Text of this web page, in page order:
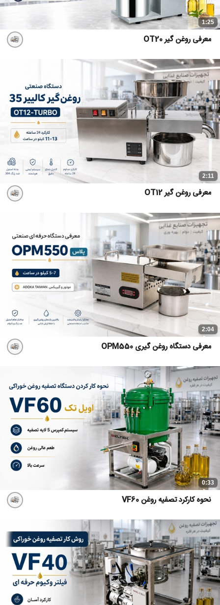
1:25
معرفی روغن گیر OT20
2:11
معرفی روغن گیر OT12
2:04
معرفی دستگاه روغن گیری OPM550
0:33
نحوه کارکرد تصفیه روغن VF60